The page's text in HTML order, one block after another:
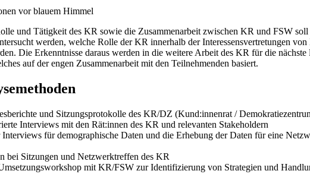
und Tätigkeit des KR sowie die Zusammenarbeit zwischen KR und FSW
werden, welche Rolle der KR innerhalb der Interessensvertretungen
Die Erkenntnisse daraus werden in die weitere Arbeit des KR für die
auf der engen Zusammenarbeit mit den Teilnehmenden basiert.
und Sitzungsprotokolle des KR/DZ (Kund:innenrat /
Interviews mit den Rät:innen des KR und relevanten Stakeholdern
für demographische Daten und die Erhebung der Daten für eine
bei Sitzungen und Netzwerktreffen des KR
mit KR/FSW zur Identifizierung von Strategien und